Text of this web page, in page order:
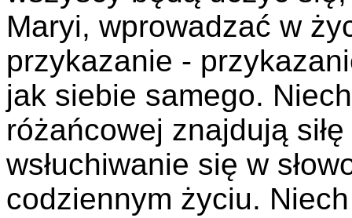
Maryi, wprowadzać w
przykazanie -
jak siebie samego.
różańcowej znajdują
wsłuchiwanie się w
codziennym życiu.